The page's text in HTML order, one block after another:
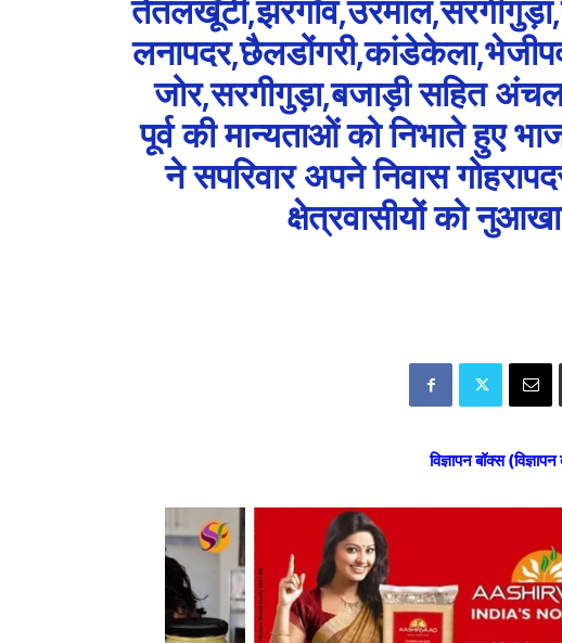
जोर,सरगीगुड़ा,बजाड़ी सहित अंचल
पूर्व की मान्यताओं को निभाते हुए
ने सपरिवार अपने निवास
क्षेत्रवासीयों को
विज्ञापन बॉक्स